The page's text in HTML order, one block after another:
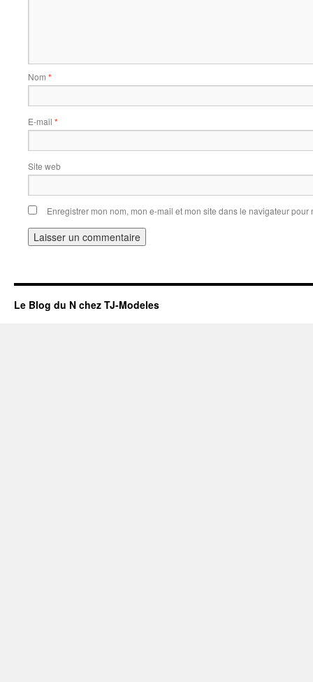
Nom *
E-mail *
Site web
Enregistrer mon nom, mon e-mail et mon site dans le navigateur
Le Blog du N chez TJ-Modeles